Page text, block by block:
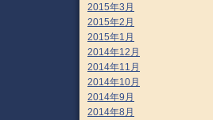
2015年3月
2015年2月
2015年1月
2014年12月
2014年11月
2014年10月
2014年9月
2014年8月